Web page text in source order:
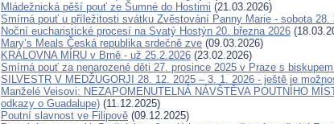
Mládežnická pěší pouť ze Šumné do Hostimi (21.03.2026)
Smírná pouť u příležitosti svátku Zvěstování Panny Marie - sobota 28.
Noční eucharistické procesí na Svatý Hostýn 20. března 2026
Mary’s Meals Česká republika srdečně zve (09.03.2026)
KRÁLOVNA MÍRU v Brně - už 25.2.2026 (23.02.2026)
Smírná pouť za nenarozené děti 27. prosince 2025 v Praze s
SILVESTR V MEDŽUGORJI 28. 12. 2025 – 3. 1. 2026 - ještě je
Manželé Veisovi: NEZAPOMENUTELNÁ NÁVŠTĚVA POUTNÍHO
odkazy o Guadalupe) (11.12.2025)
Poutní slavnost ve Filipově (09.12.2025)